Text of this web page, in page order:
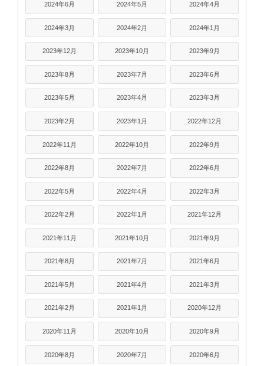
2024年6月 2024年5月 2024年4月
2024年3月 2024年2月 2024年1月
2023年12月 2023年10月 2023年9月
2023年8月 2023年7月 2023年6月
2023年5月 2023年4月 2023年3月
2023年2月 2023年1月 2022年12月
2022年11月 2022年10月 2022年9月
2022年8月 2022年7月 2022年6月
2022年5月 2022年4月 2022年3月
2022年2月 2022年1月 2021年12月
2021年11月 2021年10月 2021年9月
2021年8月 2021年7月 2021年6月
2021年5月 2021年4月 2021年3月
2021年2月 2021年1月 2020年12月
2020年11月 2020年10月 2020年9月
2020年8月 2020年7月 2020年6月